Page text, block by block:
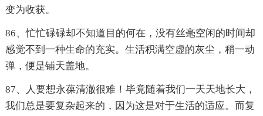
变为收获。
86、忙忙碌碌却不知道目的何在，没有丝毫空闲的时间却
感觉不到一种生命的充实。生活积满空虚的灰尘，稍一动
弹，便是铺天盖地。
87、人要想永葆清澈很难！毕竟随着我们一天天地长大，
我们总是要复杂起来的，因为这是对于生活的适应。而复